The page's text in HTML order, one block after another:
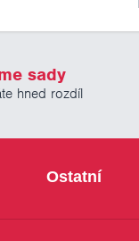
sady
hned rozdíl
Ostatní